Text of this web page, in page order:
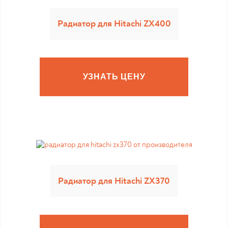
Радиатор для Hitachi ZX400
УЗНАТЬ ЦЕНУ
Радиатор для Hitachi ZX370